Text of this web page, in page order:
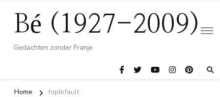
Bé (1927-2009)
Gedachten zonder Franje
Home hqdefault